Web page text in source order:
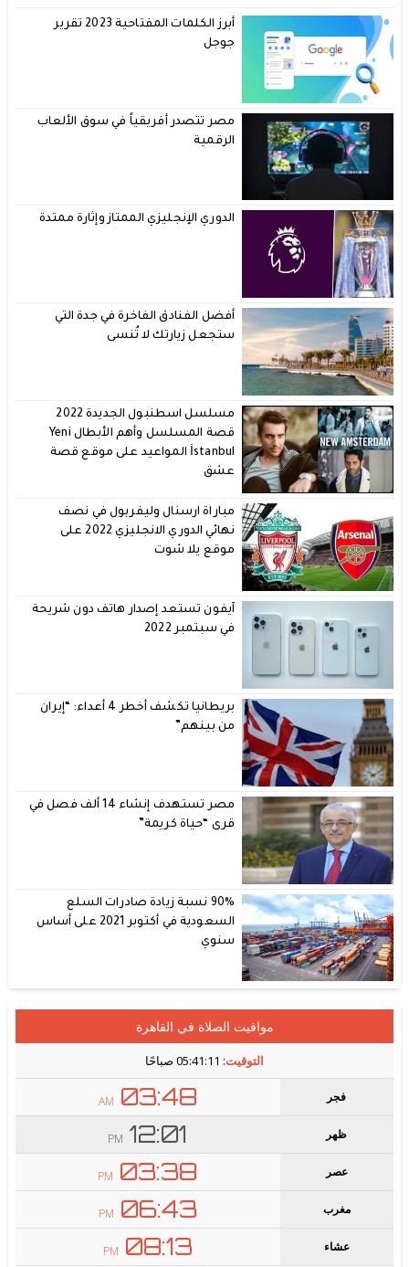
أبرز الكلمات المفتاحية 2023 تقرير
جوجل
مصر تتصدر أفريقياً في سوق الألعاب
الرقمية
الدوري الإنجليزي الممتاز وإثارة ممتدة
أفضل الفنادق الفاخرة في جدة التي
ستجعل زيارتك لا تُنسى
مسلسل اسطنبول الجديدة 2022
قصة المسلسل وأهم الأبطال Yeni
İstanbul المواعيد على موقع قصة
عشق
مباراة ارسنال وليفربول في نصف
نهائي الدوري الانجليزي 2022 على
موقع يلا شوت
آيفون تستعد إصدار هاتف دون شريحة
في سبتمبر 2022
بريطانيا تكشف أخطر 4 أعداء: “إيران
من بينهم”
مصر تستهدف إنشاء 14 ألف فصل في
قرى “حياة كريمة”
90% نسبة زيادة صادرات السلع
السعودية في أكتوبر 2021 على أساس
سنوي